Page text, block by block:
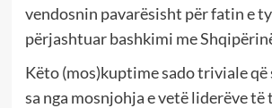
vendosnin pavarësisht për fatin e
përjashtuar bashkimi me
Këto (mos)kuptime sado triviale që
sa nga mosnjohja e vetë liderëve të